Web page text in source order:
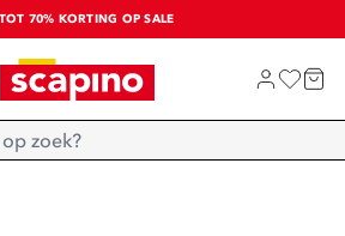
TOT 70% KORTING OP SALE
SALE: LAATSTE KANS!
SHOP NIEUW
Home